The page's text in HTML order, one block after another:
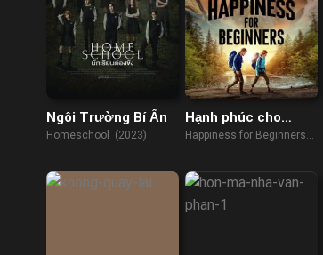
Ngôi Trường Bí Ẩn
Homeschool (2023)
Hạnh phúc cho
người mới bắt đầu
Happiness for Beginners